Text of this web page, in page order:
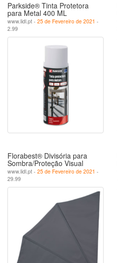
Parkside® Tinta Protetora
para Metal 400 ML
www.lidl.pt - 25 de Fevereiro de 2021 -
2.99
Florabest® Divisória para
Sombra/Proteção Visual
www.lidl.pt - 25 de Fevereiro de 2021 -
29.99